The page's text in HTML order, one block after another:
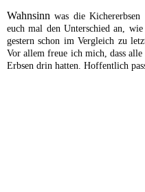
Wahnsinn was die Kichererbsen
euch mal den Unterschiedan, wie
gestern schon im Vergleich zu
Vor allem freue ich mich, dass
Erbsen drin hatten. Hoffentlich